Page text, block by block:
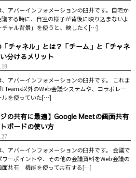
、アバーインフォメーションの臼井です。自宅か
する時に、自室の様子が背後に映り込まないよ
チャル背景」を使うと、映したく[…]
チャネル」とは？「チーム」と「チャネ
分けるメリット
、アバーインフォメーションの臼井です。 これま
Teams以外のWeb会議システムや、コラボレー
ルを使っていた[…]
ジの共有に最適】Google Meetの画面共有
ボードの使い方
、アバーインフォメーションの臼井です。 会議で
ーポイントや、その他の会議資料をWeb会議の
面共有」機能を使って共有する[…]